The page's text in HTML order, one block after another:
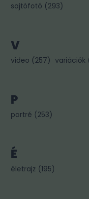
sajtófotó (293)
V
video (257) variációk
P
portré (253)
É
életrajz (195)